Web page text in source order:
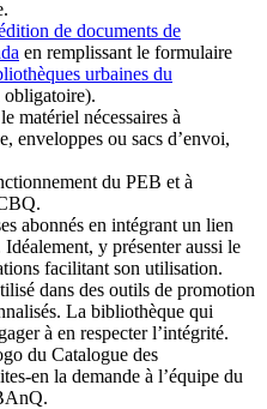
de documents de
en remplissant le formulaire
urbaines du
obligatoire).
matériel nécessaires à
enveloppes ou sacs d’envoi,
du PEB et à
abonnés en intégrant un lien
y présenter aussi le
facilitant son utilisation.
dans des outils de promotion
La bibliothèque qui
à en respecter l’intégrité.
du Catalogue des
en la demande à l’équipe du